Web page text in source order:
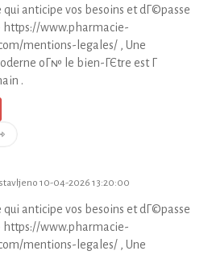
qui anticipe vos besoins et dГ©passe
https://www.pharmacie-
mentions-legales/ , Une
oГ№ le bien-ГЄtre est Г
.
10-04-2026 13:20:00
qui anticipe vos besoins et dГ©passe
https://www.pharmacie-
mentions-legales/ , Une